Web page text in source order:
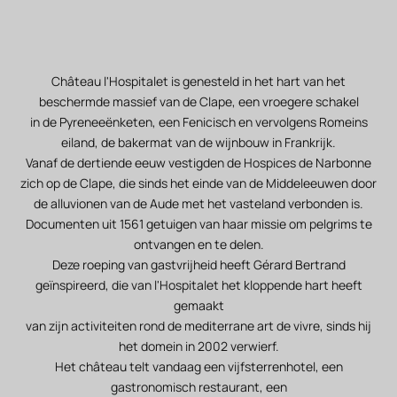
Château l'Hospitalet is genesteld in het hart van het
beschermde massief van de Clape, een vroegere schakel
in de Pyreneeënketen, een Fenicisch en vervolgens Romeins
eiland, de bakermat van de wijnbouw in Frankrijk.
Vanaf de dertiende eeuw vestigden de Hospices de Narbonne
zich op de Clape, die sinds het einde van de Middeleeuwen door
de alluvionen van de Aude met het vasteland verbonden is.
Documenten uit 1561 getuigen van haar missie om pelgrims te
ontvangen en te delen.
Deze roeping van gastvrijheid heeft Gérard Bertrand
geïnspireerd, die van l'Hospitalet het kloppende hart heeft
gemaakt
van zijn activiteiten rond de mediterrane art de vivre, sinds hij
het domein in 2002 verwierf.
Het château telt vandaag een vijfsterrenhotel, een
gastronomisch restaurant, een